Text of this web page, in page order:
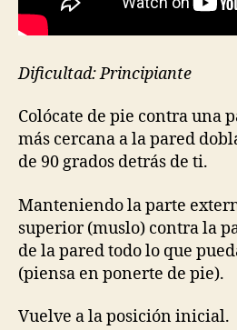
Dificultad: Principiante
Colócate de pie contra una
más cercana a la pared
de 90 grados detrás de ti.
Manteniendo la parte
superior (muslo) contra la
de la pared todo lo que
(piensa en ponerte de pie).
Vuelve a la posición inicial.